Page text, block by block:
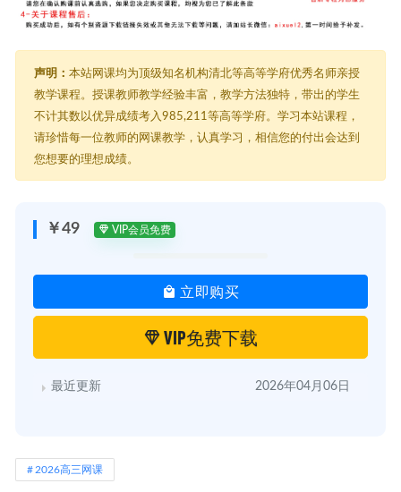
声明： 本站网课均为顶级知名机构清北等高等学府优秀名师亲授
教学课程。授课教师教学经验丰富，教学方法独特，带出的学生
不计其数以优异成绩考入985,211等高等学府。学习本站课程，
请珍惜每一位教师的网课教学，认真学习，相信您的付出会达到
您想要的理想成绩。
￥49 VIP会员免费
立即购买
VIP免费下载
最近更新 2026年04月06日
2026高三网课